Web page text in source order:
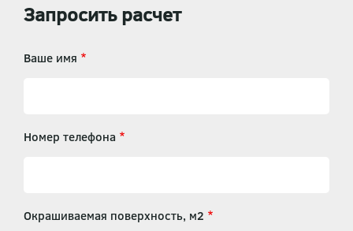
Запросить расчет
Ваше имя
Номер телефона
Окрашиваемая поверхность, м2